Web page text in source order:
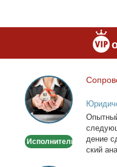
Сопровождение
сделок
с
недвижимостью
Исполнитель
де­ние
ский